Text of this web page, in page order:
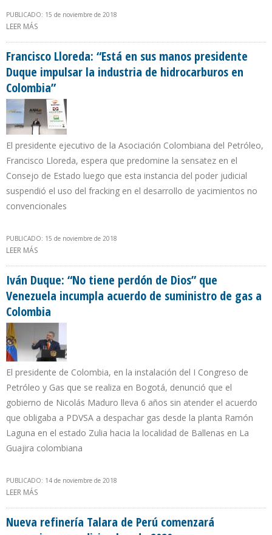
PUBLICADO: 15 de noviembre de 2018
LEER MÁS
Francisco Lloreda: “Está en sus manos presidente
Duque impulsar la industria de hidrocarburos en
Colombia”
El presidente ejecutivo de la Asociación Colombiana del Petróleo,
Francisco Lloreda, espera que predomine la sensatez en el
Consejo de Estado luego que esta instancia del poder judicial
suspendió el uso del fracking en el desarrollo de yacimientos no
convencionales
PUBLICADO: 15 de noviembre de 2018
LEER MÁS
COLOMBIA”
Iván Duque: “No tiene perdón de Dios” que
Venezuela incumpla acuerdo de suministro de gas a
Colombia
El presidente de Colombia, en la instalación del I Congreso de
Petróleo y Gas que se realiza en Bogotá, denunció que el
gobierno de Nicolás Maduro lleva 6 años sin atender el acuerdo
que obligaba a PDVSA a despachar gas desde la planta Ramón
Laguna en el estado Zulia hacia la localidad de Ballenas en La
Guajira colombiana
PUBLICADO: 14 de noviembre de 2018
LEER MÁS
Nueva refinería Talara de Perú comenzará